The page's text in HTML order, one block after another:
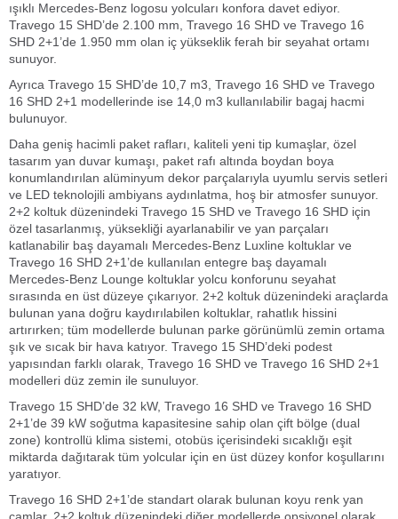
ışıklı Mercedes-Benz logosu yolcuları konfora davet ediyor.
Travego 15 SHD’de 2.100 mm, Travego 16 SHD ve Travego 16
SHD 2+1’de 1.950 mm olan iç yükseklik ferah bir seyahat ortamı
sunuyor.
Ayrıca Travego 15 SHD’de 10,7 m3, Travego 16 SHD ve Travego
16 SHD 2+1 modellerinde ise 14,0 m3 kullanılabilir bagaj hacmi
bulunuyor.
Daha geniş hacimli paket rafları, kaliteli yeni tip kumaşlar, özel
tasarım yan duvar kumaşı, paket rafı altında boydan boya
konumlandırılan alüminyum dekor parçalarıyla uyumlu servis setleri
ve LED teknolojili ambiyans aydınlatma, hoş bir atmosfer sunuyor.
2+2 koltuk düzenindeki Travego 15 SHD ve Travego 16 SHD için
özel tasarlanmış, yüksekliği ayarlanabilir ve yan parçaları
katlanabilir baş dayamalı Mercedes-Benz Luxline koltuklar ve
Travego 16 SHD 2+1’de kullanılan entegre baş dayamalı
Mercedes-Benz Lounge koltuklar yolcu konforunu seyahat
sırasında en üst düzeye çıkarıyor. 2+2 koltuk düzenindeki araçlarda
bulunan yana doğru kaydırılabilen koltuklar, rahatlık hissini
artırırken; tüm modellerde bulunan parke görünümlü zemin ortama
şık ve sıcak bir hava katıyor. Travego 15 SHD’deki podest
yapısından farklı olarak, Travego 16 SHD ve Travego 16 SHD 2+1
modelleri düz zemin ile sunuluyor.
Travego 15 SHD’de 32 kW, Travego 16 SHD ve Travego 16 SHD
2+1’de 39 kW soğutma kapasitesine sahip olan çift bölge (dual
zone) kontrollü klima sistemi, otobüs içerisindeki sıcaklığı eşit
miktarda dağıtarak tüm yolcular için en üst düzey konfor koşullarını
yaratıyor.
Travego 16 SHD 2+1’de standart olarak bulunan koyu renk yan